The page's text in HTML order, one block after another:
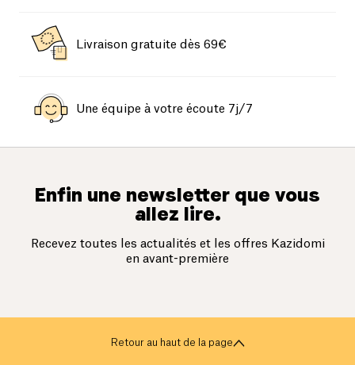
Livraison gratuite dès 69€
Une équipe à votre écoute 7j/7
Enfin une newsletter que vous
allez lire.
Recevez toutes les actualités et les offres Kazidomi
en avant-première
Retour au haut de la page